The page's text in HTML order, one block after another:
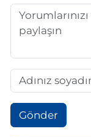
Gönder